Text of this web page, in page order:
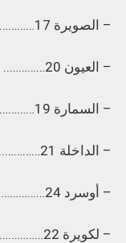
– الصويرة 17…………. 27
– العيون 20………….. 31
– السمارة 19………… 33
– الداخلة 21………….. 29
– أوسرد 24…………… 38
– لكويرة 22…………… 32